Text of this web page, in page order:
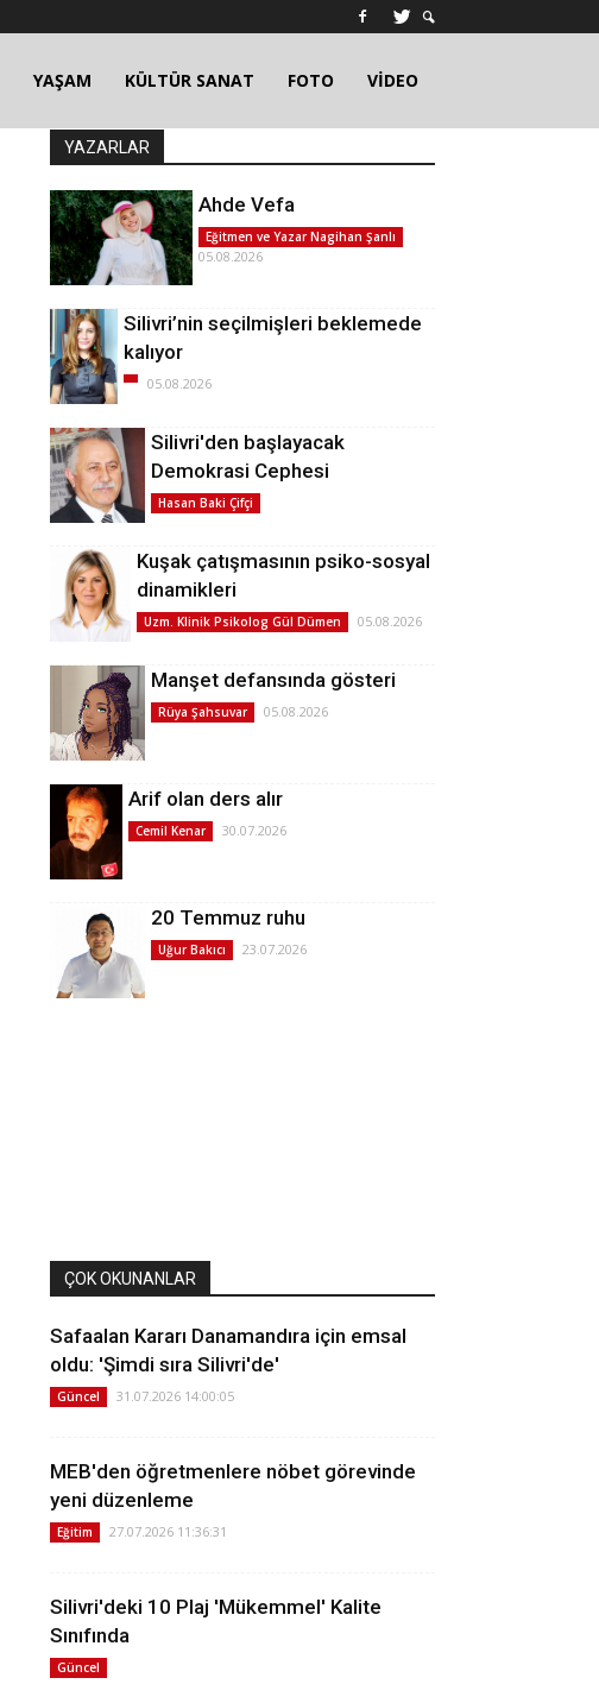
YAŞAM KÜLTÜR SANAT FOTO VİDEO
YAZARLAR
Ahde Vefa
Eğitmen ve Yazar Nagihan Şanlı
05.08.2026
Silivri’nin seçilmişleri beklemede
kalıyor
05.08.2026
Silivri'den başlayacak
Demokrasi Cephesi
Hasan Baki Çifçi
Kuşak çatışmasının psiko-sosyal
dinamikleri
Uzm. Klinik Psikolog Gül Dümen 05.08.2026
Manşet defansında gösteri
Rüya Şahsuvar 05.08.2026
Arif olan ders alır
Cemil Kenar 30.07.2026
20 Temmuz ruhu
Uğur Bakıcı 23.07.2026
ÇOK OKUNANLAR
Safaalan Kararı Danamandıra için emsal
oldu: 'Şimdi sıra Silivri'de'
Güncel 31.07.2026 14:00:05
MEB'den öğretmenlere nöbet görevinde
yeni düzenleme
Eğitim 27.07.2026 11:36:31
Silivri'deki 10 Plaj 'Mükemmel' Kalite
Sınıfında
Güncel